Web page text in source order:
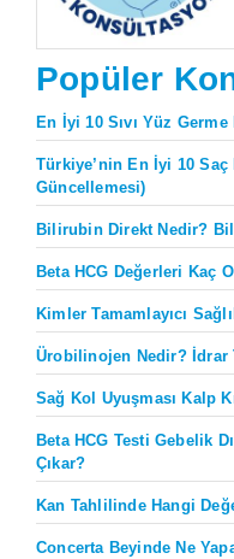
Popüler
En İyi 10 Sıvı Yüz
Türkiye’nin En İyi 10
Güncellemesi)
Bilirubin Direkt Nedir?
Beta HCG Değerleri Kaç
Kimler Tamamlayıcı
Ürobilinojen Nedir? İdrar
Sağ Kol Uyuşması Kalp
Beta HCG Testi Gebelik
Çıkar?
Kan Tahlilinde Hangi
Concerta Beyinde Ne